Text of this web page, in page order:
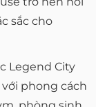
sắc cho
Legend City
phong cách